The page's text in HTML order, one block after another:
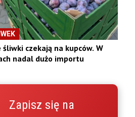
śliwki czekają na kupców. W
nadal dużo importu
Zapisz się na